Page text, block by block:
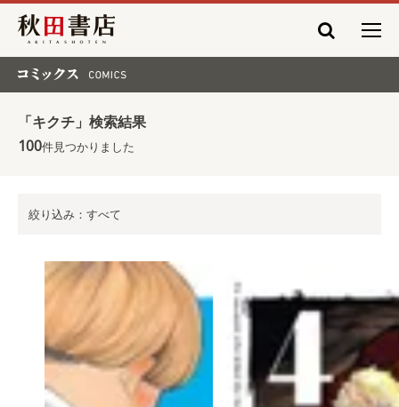
秋田書店
「キクチ」検索結果
100件見つかりました
絞り込み：すべて